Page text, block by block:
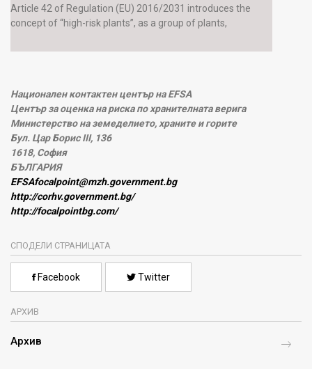
Article 42 of Regulation (EU) 2016/2031 introduces the
concept of “high-risk plants”, as a group of plants,
Национален контактен център на EFSA
Център за оценка на риска по хранителната верига
Министерство на земеделието, храните и горите
Бул. Цар Борис III, 136
1618, София
БЪЛГАРИЯ
EFSAfocalpoint@mzh.government.bg
http://corhv.government.bg/
http://focalpointbg.com/
СПОДЕЛИ СТРАНИЦАТА
Facebook Twitter
АРХИВ
Архив